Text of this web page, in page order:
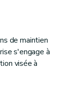
de maintien
s'engage à
visée à